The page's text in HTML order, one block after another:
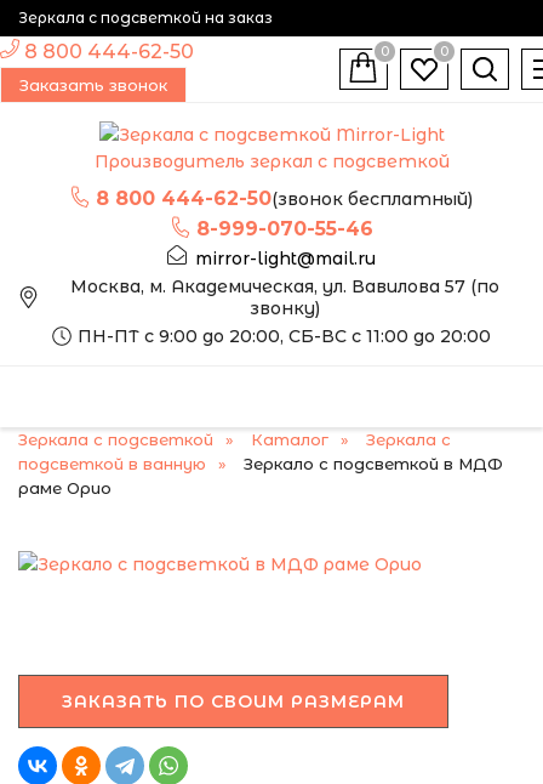
Зеркала с подсветкой на заказ
Производитель зеркал с подсветкой
8 800 444-62-50(звонок бесплатный)
8-999-070-55-46
mirror-light@mail.ru
Москва, м. Академическая, ул. Вавилова 57 (по
звонку)
ПН-ПТ с 9:00 до 20:00, СБ-ВС с 11:00 до 20:00
8 800 444-62-50
Заказать звонок
0
0
Зеркала с подсветкой Каталог
Зеркала с
подсветкой в ванную
Зеркало с подсветкой в МДФ
раме Орио
ЗАКАЗАТЬ ПО СВОИМ РАЗМЕРАМ